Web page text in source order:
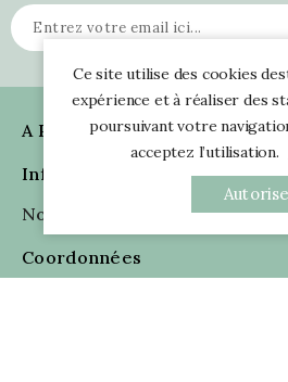
A Propos
Informations
Nous Suivre
Coordonnées
Ce site utilise des cookies
expérience et à réaliser des
poursuivant votre
acceptez l’utilisation.